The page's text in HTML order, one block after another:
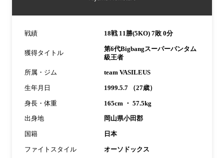
戦績 18戦 11勝(5KO) 7敗 0分
獲得タイトル
第6代Bigbangスーパーバンタム
級王者
所属・ジム team VASILEUS
生年月日 1999.5.7 （27歳）
身長・体重 165cm ・ 57.5kg
出身地 岡山県小田郡
国籍 日本
ファイトスタイル オーソドックス